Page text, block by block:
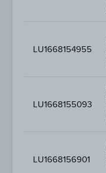
LU1668154955
LU1668155093
LU1668156901